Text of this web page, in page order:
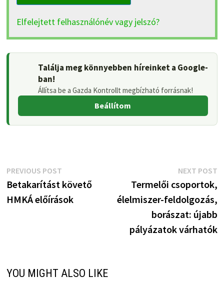
Elfelejtett felhasználónév vagy jelszó?
Találja meg könnyebben híreinket a Google-
ban!
Állítsa be a Gazda Kontrollt megbízható forrásnak!
Beállítom
Bejegyzés
navigáció
PREVIOUS POSTPrevious
post:
Betakarítást követő
HMKÁ előírások
NEXT POST
Termelői csoportok,
élelmiszer-feldolgozás,
borászat: újabb
pályázatok várhatók
YOU MIGHT ALSO LIKE